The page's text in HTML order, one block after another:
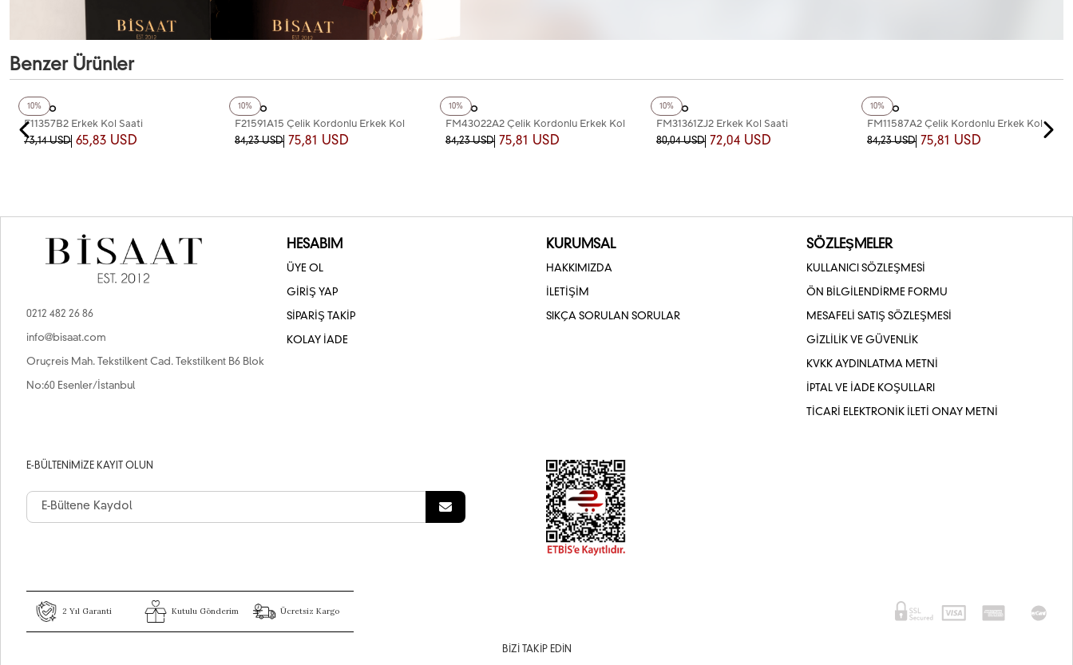
Benzer Ürünler
10%
Ferro
F11357B2 Erkek Kol Saati
73,14 USD 65,83 USD
10%
+2Renk
Ferro
F21591A15 Çelik Kordonlu Erkek Kol
Saati
84,23 USD 75,81 USD
10%
+2Renk
Ferro
FM43022A2 Çelik Kordonlu Erkek Kol
Saati
84,23 USD 75,81 USD
10%
+2Renk
Ferro
FM31361ZJ2 Erkek Kol Saati
80,04 USD 72,04 USD
10%
+3Renk
Ferro
FM11587A2 Çelik Kordonlu Erkek Kol
Saati
84,23 USD 75,81 USD
0212 482 26 86
info@bisaat.com
Oruçreis Mah. Tekstilkent Cad. Tekstilkent B6 Blok
No:60 Esenler/İstanbul
HESABIM
ÜYE OL
GİRİŞ YAP
SİPARİŞ TAKİP
KOLAY İADE
KURUMSAL
HAKKIMIZDA
İLETİŞİM
SIKÇA SORULAN SORULAR
SÖZLEŞMELER
KULLANICI SÖZLEŞMESİ
ÖN BİLGİLENDİRME FORMU
MESAFELİ SATIŞ SÖZLEŞMESİ
GİZLİLİK VE GÜVENLİK
KVKK AYDINLATMA METNİ
İPTAL VE İADE KOŞULLARI
TİCARİ ELEKTRONİK İLETİ ONAY METNİ
E-BÜLTENIMIZE KAYIT OLUN
2 Yıl Garanti Kutulu Gönderim Ücretsiz Kargo
BIZI TAKIP EDIN